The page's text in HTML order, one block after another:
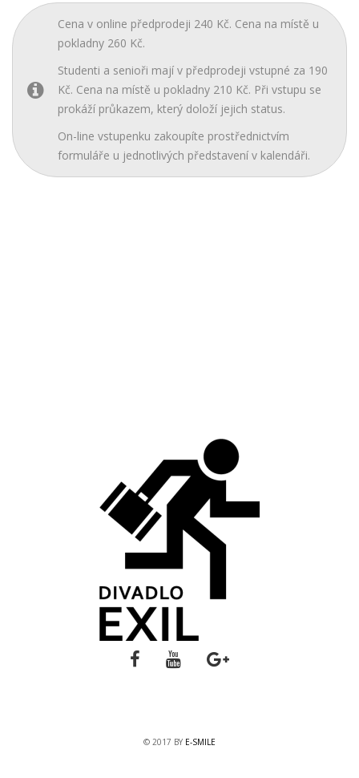
Cena v online předprodeji 240 Kč. Cena na místě u
pokladny 260 Kč.
Studenti a senioři mají v předprodeji vstupné za 190
Kč. Cena na místě u pokladny 210 Kč. Při vstupu se
prokáží průkazem, který doloží jejich status.
On-line vstupenku zakoupíte prostřednictvím
formuláře u jednotlivých představení v kalendáři.
© 2017 BY E-SMILE